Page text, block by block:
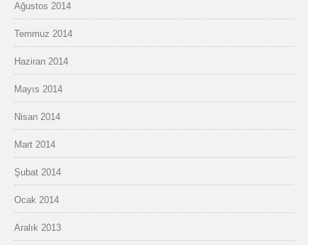
Ağustos 2014
Temmuz 2014
Haziran 2014
Mayıs 2014
Nisan 2014
Mart 2014
Şubat 2014
Ocak 2014
Aralık 2013